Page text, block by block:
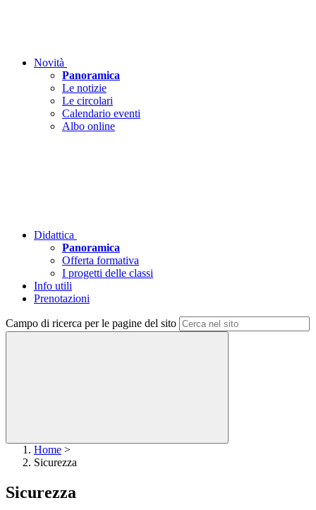
Novità
Panoramica
Le notizie
Le circolari
Calendario eventi
Albo online
Didattica
Panoramica
Offerta formativa
I progetti delle classi
Info utili
Prenotazioni
Campo di ricerca per le pagine del sito
Home >
Sicurezza
Sicurezza